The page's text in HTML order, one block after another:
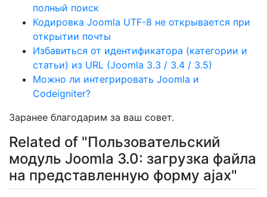
полный поиск
Кодировка Joomla UTF-8 не открывается при
открытии почты
Избавиться от идентификатора (категории и
статьи) из URL (Joomla 3.3 / 3.4 / 3.5)
Можно ли интегрировать Joomla и
Codeigniter?
Заранее благодарим за ваш совет.
Related of "Пользовательский
модуль Joomla 3.0: загрузка файла
на представленную форму ajax"